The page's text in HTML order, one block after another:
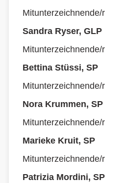
Mitunterzeichnende/r
Sandra Ryser, GLP
Mitunterzeichnende/r
Bettina Stüssi, SP
Mitunterzeichnende/r
Nora Krummen, SP
Mitunterzeichnende/r
Marieke Kruit, SP
Mitunterzeichnende/r
Patrizia Mordini, SP